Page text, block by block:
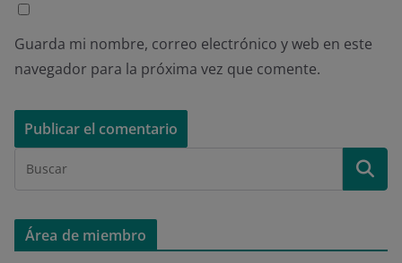
Guarda mi nombre, correo electrónico y web en este
navegador para la próxima vez que comente.
Área de miembro